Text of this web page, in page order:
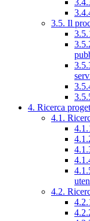
3.5. Il
4. Ricerca
4.1.
4.2.